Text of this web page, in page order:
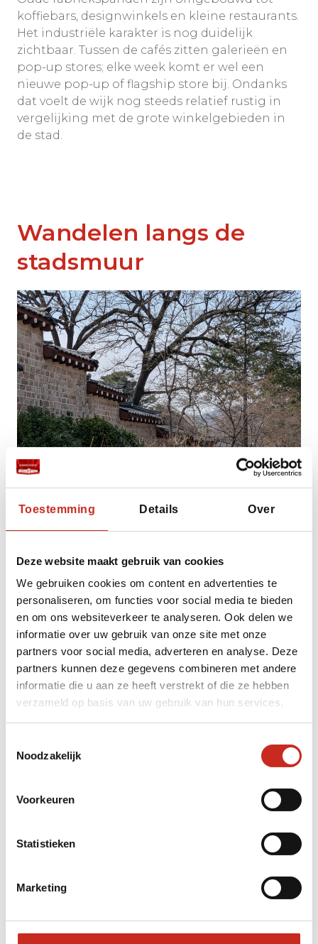
Toestemming Details Over
Deze website maakt gebruik van cookies
We gebruiken cookies om content en advertenties te
personaliseren, om functies voor social media te bieden
en om ons websiteverkeer te analyseren. Ook delen we
informatie over uw gebruik van onze site met onze
partners voor social media, adverteren en analyse. Deze
partners kunnen deze gegevens combineren met andere
informatie die u aan ze heeft verstrekt of die ze hebben
verzameld op basis van uw gebruik van hun services.
Noodzakelijk
Voorkeuren
Statistieken
Marketing
koffiebars, designwinkels en kleine restaurants.
Het industriële karakter is nog duidelijk
zichtbaar. Tussen de cafés zitten galerieën en
pop-up stores; elke week komt er wel een
nieuwe pop-up of flagship store bij. Ondanks
dat voelt de wijk nog steeds relatief rustig in
vergelijking met de grote winkelgebieden in
de stad.
Wandelen langs de
stadsmuur
centrum loopt. De oorspronkelijke muur was
stad Hanyang (het huidige centrum van Seoul).
Niet alles is bewaard gebleven, maar
verschillende delen zijn gerestaureerd en nog
steeds te bewandelen, zoals bij Naksan Park en
InwangsanEen route richting Naksan Park en
Hanyangdoseong is een fijne manier om de
Suwon: een dag buiten
Seoul